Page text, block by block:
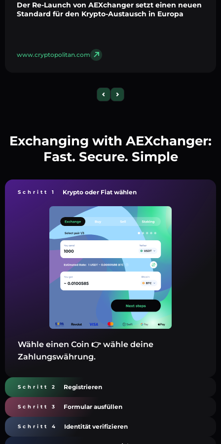
Der Re-Launch von AEXchanger setzt einen neuen
Standard für den Krypto-Austausch in Europa
www.cryptopolitan.com
Exchanging with AEXchanger:
Fast. Secure. Simple
Schritt 1 Krypto oder Fiat wählen
Wähle einen Coin 👉 wähle deine
Zahlungswährung.
Schritt 2 Registrieren
Schritt 3 Formular ausfüllen
Schritt 4 Identität verifizieren